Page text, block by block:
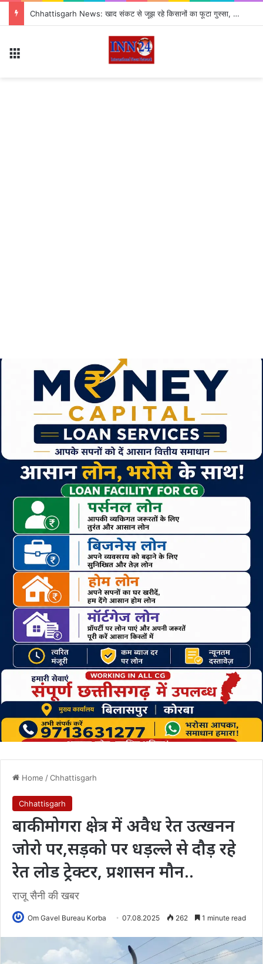
सितंबर से CJP का नया अभियान ‘क्या बोलती पब्लिक’ शुरू, अभिजीत दीपके ने बताया कौन से मुद्दे उठाएगी पार्टी?
Home /Chhattisgarh
Chhattisgarh
बाकी मोगरा क्षेत्र में अवैध रेत उत्खनन
जोरो पर,सड़को पर धड़ल्ले से दौड़ रहे
रेत लोड ट्रेक्टर, प्रशासन मौन..
राजू सैनी की खबर
Om Gavel Bureau Korba 07.08.2025 262 1 minute read